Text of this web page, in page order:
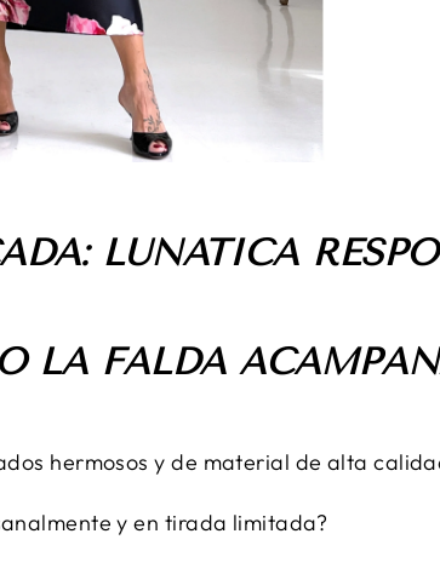
LUNATICA
LA FALDA
hermosos y de material de alta
y en tirada limitada?